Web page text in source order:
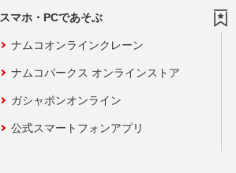
スマホ・PCであそぶ
ナムコオンラインクレーン
ナムコパークス オンラインストア
ガシャポンオンライン
公式スマートフォンアプリ